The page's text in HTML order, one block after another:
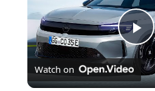
Watch on